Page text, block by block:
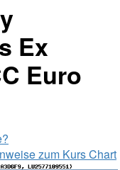
Ex
Euro
zum Kurs Chart